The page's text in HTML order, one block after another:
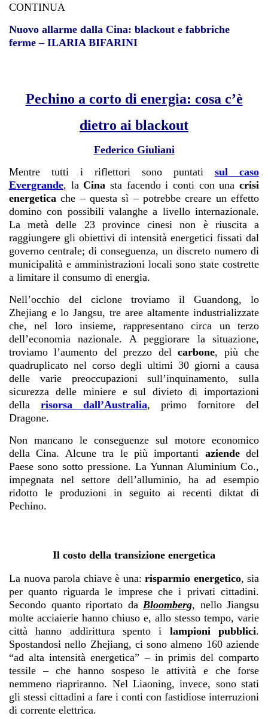
CONTINUA
Nuovo allarme dalla Cina: blackout e fabbriche
ferme – ILARIA BIFARINI
Pechino a corto di energia: cosa c’è
dietro ai blackout
Federico Giuliani
Mentre tutti i riflettori sono puntati sul caso
Evergrande, laCina sta facendo i conti con unacrisi
energetica che – questa sì – potrebbe creare un effetto
domino con possibili valanghe a livello internazionale.
La metà delle 23 province cinesi non è riuscita a
raggiungere gli obiettivi di intensità energetici fissati dal
governo centrale; di conseguenza, un discreto numero di
municipalità e amministrazioni locali sono state costrette
a limitare il consumo di energia.
Nell’occhio del ciclone troviamo il Guandong, lo
Zhejiang e lo Jangsu, tre aree altamente industrializzate
che, nel loro insieme, rappresentano circa un terzo
dell’economia nazionale. A peggiorare la situazione,
troviamo l’aumento del prezzo delcarbone, più che
quadruplicato nel corso degli ultimi 30 giorni a causa
delle varie preoccupazioni sull’inquinamento, sulla
sicurezza delle miniere e sul divieto di importazioni
della
risorsa dall’Australia, primo fornitore del
Dragone.
Non mancano le conseguenze sul motore economico
della Cina. Alcune tra le più importanti aziendedel
Paese sono sotto pressione. La Yunnan Aluminium Co.,
impegnata nel settore dell’alluminio, ha ad esempio
ridotto le produzioni in seguito ai recenti diktat di
Pechino.
Il costo della transizione energetica
La nuova parola chiave è una: risparmio energetico, sia
per quanto riguarda le imprese che i privati cittadini.
Secondo quanto riportato da Bloomberg, nello Jiangsu
molte acciaierie hanno chiuso e, allo stesso tempo, varie
città hanno addirittura spento i lampioni pubblici.
Spostandosi nello Zhejiang, ci sono almeno 160 aziende
“ad alta intensità energetica” – in primis del comparto
tessile – che hanno sospeso le attività e che forse
nemmeno riapriranno. Nel Liaoning, invece, sono stati
gli stessi cittadini a fare i conti con fastidiose interruzioni
di corrente elettrica.